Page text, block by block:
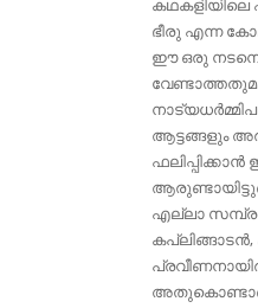
കഥകളിയിലെ
ഭീരു എന്ന
ഈ ഒരു നടനെ
ആട്ടങ്ങളും
എല്ലാ